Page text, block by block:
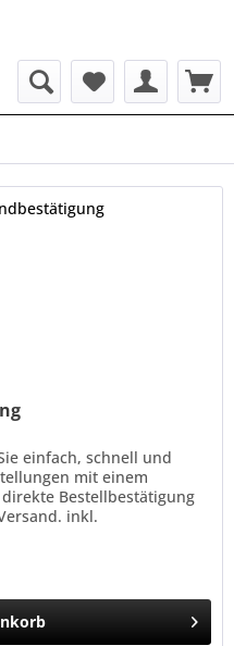
einfach, schnell und
mit einem
Bestellbestätigung
inkl.